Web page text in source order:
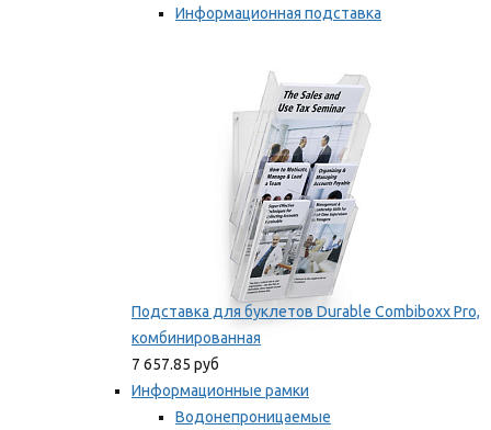
Информационная подставка
Подставка для буклетов Durable Combiboxx Pro,
комбинированная
7 657.85 руб
Информационные рамки
Водонепроницаемые